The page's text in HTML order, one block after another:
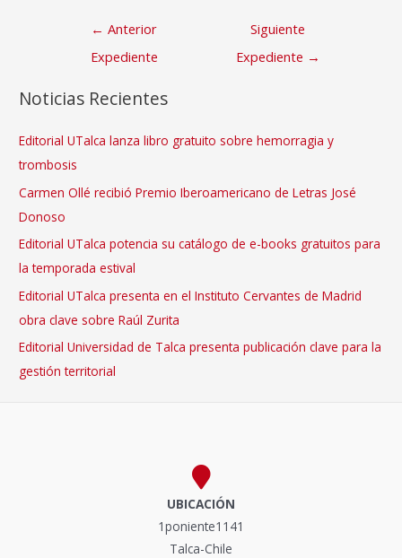
Navegación
← Anterior
Expediente
Siguiente
Expediente →
Noticias Recientes
Editorial UTalca lanza libro gratuito sobre hemorragia y
trombosis
Carmen Ollé recibió Premio Iberoamericano de Letras José
Donoso
Editorial UTalca potencia su catálogo de e-books gratuitos para
la temporada estival
Editorial UTalca presenta en el Instituto Cervantes de Madrid
obra clave sobre Raúl Zurita
Editorial Universidad de Talca presenta publicación clave para la
gestión territorial
UBICACIÓN
1poniente1141
Talca-Chile